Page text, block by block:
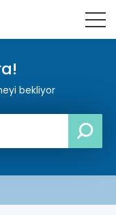
bekliyor